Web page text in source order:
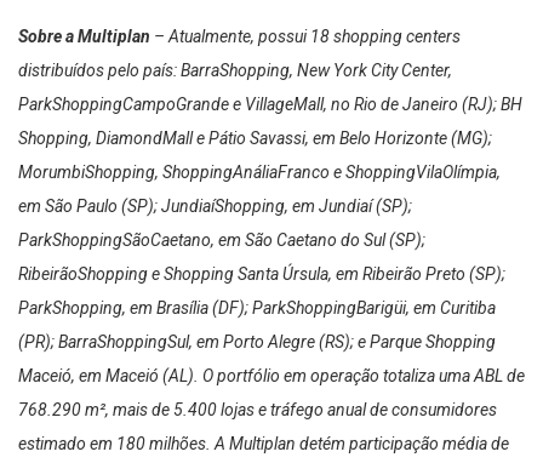
Sobre a Multiplan – Atualmente, possui 18 shopping centers
distribuídos pelo país: BarraShopping, New York City Center,
ParkShoppingCampoGrande e VillageMall, no Rio de Janeiro (RJ); BH
Shopping, DiamondMall e Pátio Savassi, em Belo Horizonte (MG);
MorumbiShopping, ShoppingAnáliaFranco e ShoppingVilaOlímpia,
em São Paulo (SP); JundiaíShopping, em Jundiaí (SP);
ParkShoppingSãoCaetano, em São Caetano do Sul (SP);
RibeirãoShopping e Shopping Santa Úrsula, em Ribeirão Preto (SP);
ParkShopping, em Brasília (DF); ParkShoppingBarigüi, em Curitiba
(PR); BarraShoppingSul, em Porto Alegre (RS); e Parque Shopping
Maceió, em Maceió (AL). O portfólio em operação totaliza uma ABL de
768.290 m², mais de 5.400 lojas e tráfego anual de consumidores
estimado em 180 milhões. A Multiplan detém participação média de